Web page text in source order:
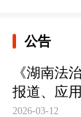
公告
《湖南法
报道、应
2026-03-12